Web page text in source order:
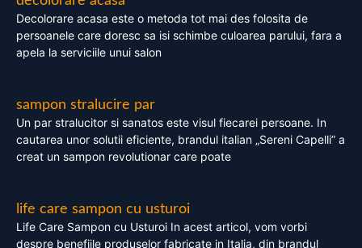
Decolorare acasa este o metoda tot mai des folosita de
persoanele care doresc sa isi schimbe culoarea parului, fara a
apela la serviciile unui salon
sampon stralucire par
Un par stralucitor si sanatos este visul fiecarei persoane. In
cautarea unor solutii eficiente, brandul italian „Sereni Capelli” a
creat un sampon revolutionar care poate
life care sampon cu usturoi
Life Care Sampon cu Usturoi In acest articol, vom vorbi
despre benefiile produselor fabricate in Italia, din brandul